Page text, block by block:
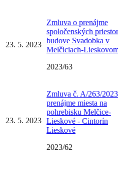
23. 5. 2023
Zmluva o prenájme
spoločenských
budove Svadobka v
Melčiciach-
2023/63
23. 5. 2023
Zmluva č. A/263/
prenájme miesta na
pohrebisku Melčice-
Lieskové - Cintorín
Lieskové
2023/62